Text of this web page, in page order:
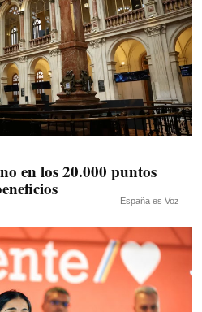
en los 20.000 puntos
España es Voz